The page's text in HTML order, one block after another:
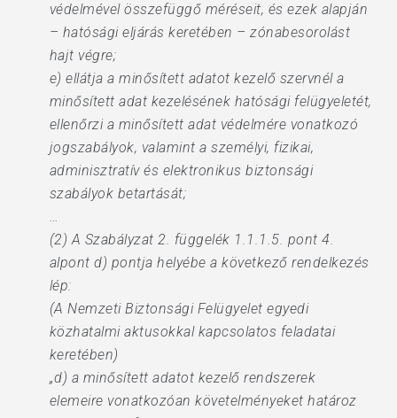
védelmével összefüggő méréseit, és ezek alapján
– hatósági eljárás keretében – zónabesorolást
hajt végre;
e) ellátja a minősített adatot kezelő szervnél a
minősített adat kezelésének hatósági felügyeletét,
ellenőrzi a minősített adat védelmére vonatkozó
jogszabályok, valamint a személyi, fizikai,
adminisztratív és elektronikus biztonsági
szabályok betartását;
…
(2) A Szabályzat 2. függelék 1.1.1.5. pont 4.
alpont d) pontja helyébe a következő rendelkezés
lép:
(A Nemzeti Biztonsági Felügyelet egyedi
közhatalmi aktusokkal kapcsolatos feladatai
keretében)
„d) a minősített adatot kezelő rendszerek
elemeire vonatkozóan követelményeket határoz